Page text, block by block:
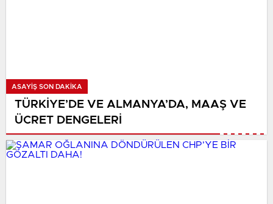
ASAYIŞ SON DAKİKA
TÜRKİYE’DE VE ALMANYA’DA, MAAŞ VE
ÜCRET DENGELERİ